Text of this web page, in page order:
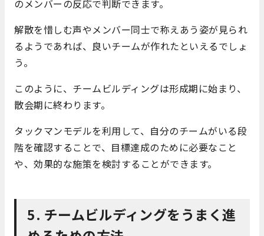
のメンバーの反応で判断できます。
解散を惜しむ声やメンバー同士で称えあう姿が見られ
るようであれば、良いチームが作れたといえるでしょ
う。
このように、チームビルディングは形成期に始まり、
散会期に終わります。
タックマンモデルを利用して、自分のチームがいる段
階を確認することで、目標達成のために必要なこと
や、効果的な施策を検討することができます。
5. チームビルディングをうまく進